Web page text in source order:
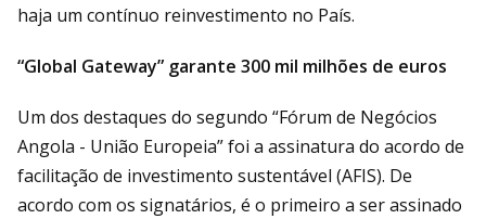
haja um contínuo reinvestimento no País.
“Global Gateway” garante 300 mil milhões de euros
Um dos destaques do segundo “Fórum de Negócios
Angola - União Europeia” foi a assinatura do acordo de
facilitação de investimento sustentável (AFIS). De
acordo com os signatários, é o primeiro a ser assinado